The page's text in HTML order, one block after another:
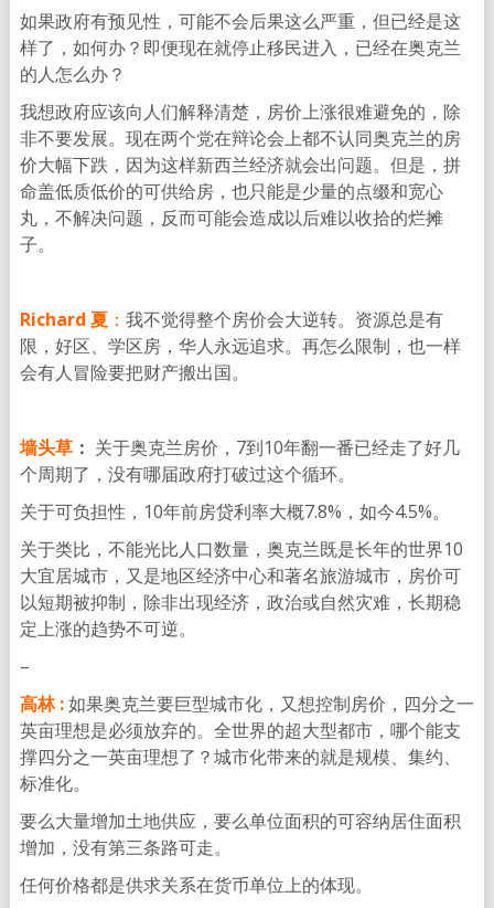
如果政府有预见性，可能不会后果这么严重，但已经是这
样了，如何办？即便现在就停止移民进入，已经在奥克兰
的人怎么办？
我想政府应该向人们解释清楚，房价上涨很难避免的，除
非不要发展。现在两个党在辩论会上都不认同奥克兰的房
价大幅下跌，因为这样新西兰经济就会出问题。但是，拼
命盖低质低价的可供给房，也只能是少量的点缀和宽心
丸，不解决问题，反而可能会造成以后难以收拾的烂摊
子。
Richard 夏： 我不觉得整个房价会大逆转。资源总是有
限，好区、学区房，华人永远追求。再怎么限制，也一样
会有人冒险要把财产搬出国。
墙头草： 关于奥克兰房价，7到10年翻一番已经走了好几
个周期了，没有哪届政府打破过这个循环。
关于可负担性，10年前房贷利率大概7.8%，如今4.5%。
关于类比，不能光比人口数量，奥克兰既是长年的世界10
大宜居城市，又是地区经济中心和著名旅游城市，房价可
以短期被抑制，除非出现经济，政治或自然灾难，长期稳
定上涨的趋势不可逆。
–
高林 : 如果奥克兰要巨型城市化，又想控制房价，四分之一
英亩理想是必须放弃的。全世界的超大型都市，哪个能支
撑四分之一英亩理想了？城市化带来的就是规模、集约、
标准化。
要么大量增加土地供应，要么单位面积的可容纳居住面积
增加，没有第三条路可走。
任何价格都是供求关系在货币单位上的体现。